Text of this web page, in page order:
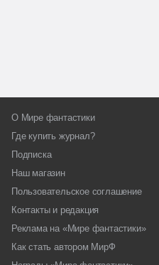
О Мире фантастики
Где купить журнал?
Подписка
Наш магазин
Пользовательское соглашение
Контакты и редакция
Реклама на «Мире фантастики»
Как стать автором МирФ